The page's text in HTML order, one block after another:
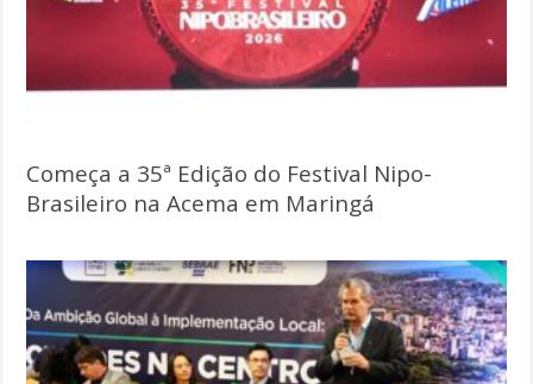
Começa a 35ª Edição do Festival Nipo-
Brasileiro na Acema em Maringá